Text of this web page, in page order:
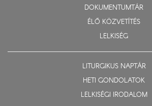
DOKUMENTUMTÁR
ÉLŐ KÖZVETÍTÉS
LELKISÉG
LITURGIKUS NAPTÁR
HETI GONDOLATOK
LELKISÉGI IRODALOM